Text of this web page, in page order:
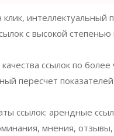
интеллектуальный
с высокой степенью
ссылок по
пересчет показателей
ссылок: арендные
мнения, отзывы,